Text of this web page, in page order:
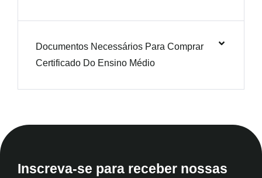
Documentos Necessários Para Comprar
Certificado Do Ensino Médio
Inscreva-se para receber nossas